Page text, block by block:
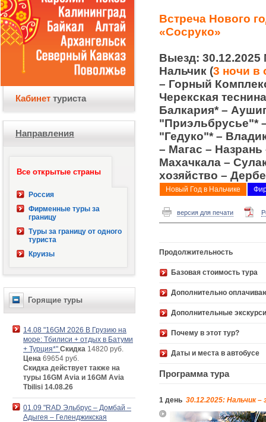
Встреча Нового
«Сосруко»
Выезд: 30.12.2025
Нальчик (3 ночи в
– Горный
Черекская
Балкария* –
"Приэльбрусье"*
"Гедуко"* –
– Магас –
Махачкала –
хозяйство –
Новый Год в Нальчике
версия для печати
Продолжительность
Базовая стоимость
Дополнительно
Дополнительные
Почему в этот тур?
Даты и места в автобусе
Программа тура
1 день 30.12.2025: Нальчик
Кабинет туриста
Направления
Все открытые страны
Россия
Фирменные туры за
границу
Туры за границу от одного
туриста
Круизы
Горящие туры
14.08 "16GM 2026 В Грузию на
море: Тбилиси + отдых в Батуми
+ Турция*" Скидка 14820 руб.
Цена 69654 руб.
Скидка действует также на
туры 16GM Avia и 16GM Avia
Tbilisi 14.08.26
01.09 "RAD Эльбрус – Домбай –
Адыгея – Геленджикская